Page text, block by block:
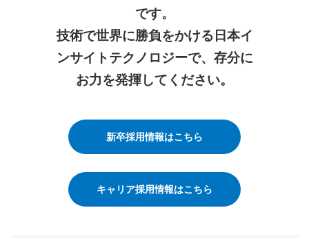
です。
技術で世界に勝負をかける日本イ
ンサイトテクノロジーで、存分に
お力を発揮してください。
新卒採用情報はこちら
キャリア採用情報はこちら